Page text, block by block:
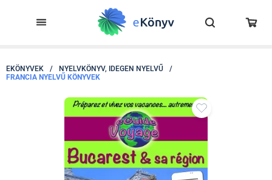
EKÖNYVEK / NYELVKÖNYV, IDEGEN NYELVŰ
/
FRANCIA NYELVŰ KÖNYVEK